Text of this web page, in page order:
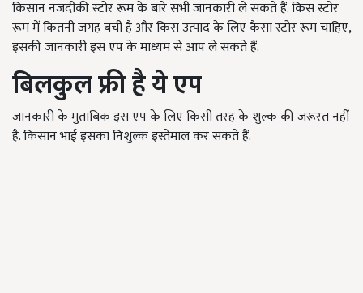
किसान नजदीकी स्टोर रूम के बारे सभी जानकारी ले सकते हैं. किस स्टोर
रूम में कितनी जगह बची है और किस उत्पाद के लिए कैसा स्टोर रूम चाहिए,
इसकी जानकारी इस एप के माध्यम से आप ले सकते हैं.
बिलकुलफ्री है ये एप
जानकारी के मुताबिक इस एप के लिए किसी तरह के शुल्क की जरूरत नहीं
है. किसान भाई इसका निशुल्क इस्तेमाल कर सकते हैं.